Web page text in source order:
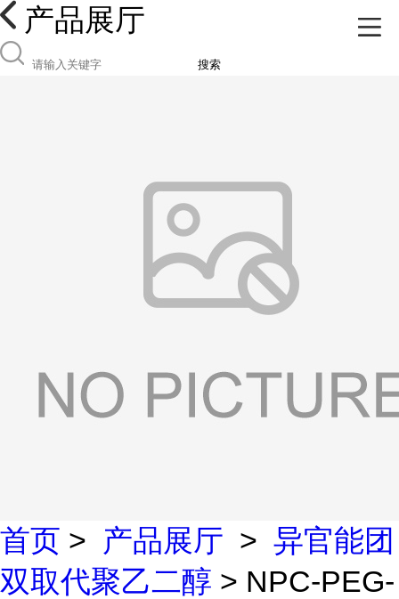
产品展厅
搜索
首页 > 产品展厅 > 异官能团
双取代聚乙二醇 > NPC-PEG-